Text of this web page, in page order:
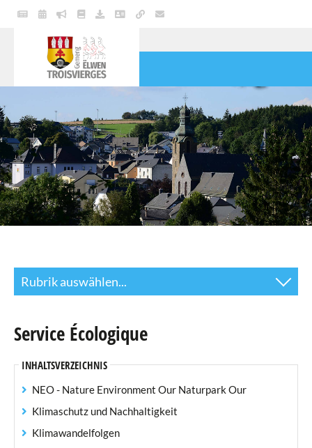
GEMEINDE
DIENSTE
LEBEN
Rubrik auswählen...
Einwohneramt
Standesamt
Finanzabteilung
Personalwesen
Service Écologique
INHALTSVERZEICHNIS
NEO - Nature Environment Our Naturpark Our
Klimaschutz und Nachhaltigkeit
Klimawandelfolgen